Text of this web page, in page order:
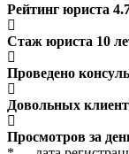
Рейтинг юриста
Стаж юриста 10
Проведено
Довольных
Просмотров за